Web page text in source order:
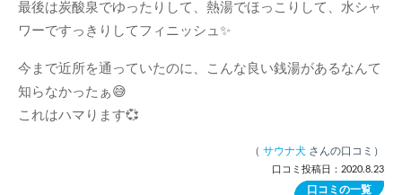
最後は炭酸泉でゆったりして、熱湯でほっこりして、水シャ
ワーですっきりしてフィニッシュ✨
今まで近所を通っていたのに、こんな良い銭湯があるなんて
知らなかったぁ😅
これはハマります💞
（ サウナ犬 さんの口コミ）
口コミ投稿日：2020.8.23
口コミの一覧